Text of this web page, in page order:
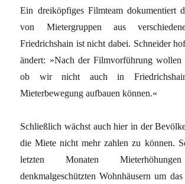
Ein dreiköpfiges Filmteam dokumentiert
von Mietergruppen aus
Friedrichshain ist nicht dabei. Schneider
ändert: »Nach der Filmvorführung wollen
ob wir nicht auch in
Mieterbewegung aufbauen können.«
Schließlich wächst auch hier in der
die Miete nicht mehr zahlen zu können.
letzten Monaten
denkmalgeschützten Wohnhäusern um